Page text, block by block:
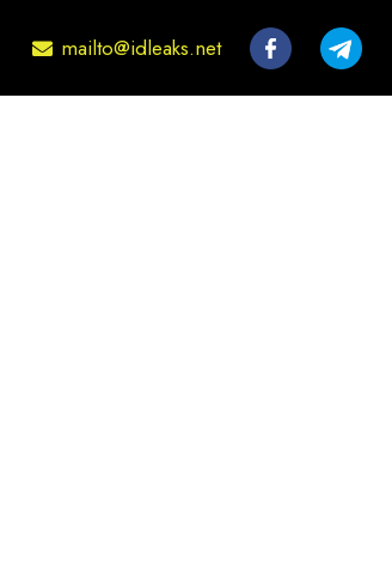
mailto@idleaks.net